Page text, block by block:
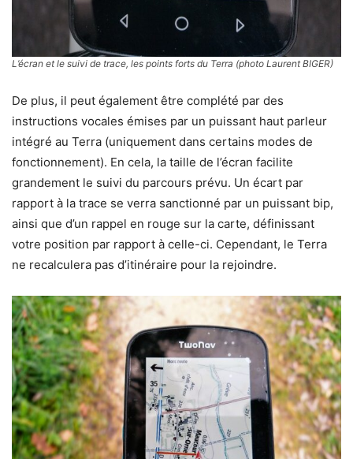
L’écran et le suivi de trace, les points forts du Terra (photo Laurent BIGER)
De plus, il peut également être complété par des
instructions vocales émises par un puissant haut parleur
intégré au Terra (uniquement dans certains modes de
fonctionnement). En cela, la taille de l’écran facilite
grandement le suivi du parcours prévu. Un écart par
rapport à la trace se verra sanctionné par un puissant bip,
ainsi que d’un rappel en rouge sur la carte, définissant
votre position par rapport à celle-ci. Cependant, le Terra
ne recalculera pas d’itinéraire pour la rejoindre.